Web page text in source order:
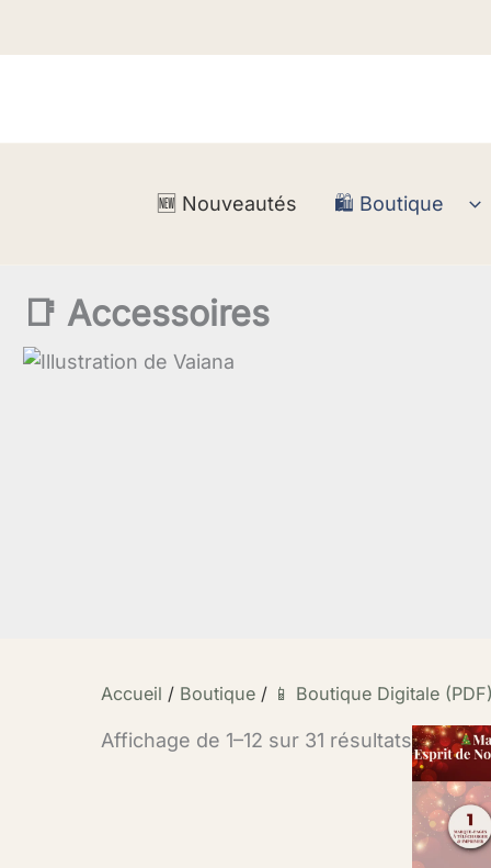
🆕 Nouveautés 🛍️ Boutique
📑 Accessoires
Accueil / Boutique / 📱 Boutique Digitale (PDF)
Affichage de 1–12 sur 31 résultats